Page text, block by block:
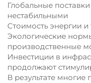
Глобальные
нестабильными
Стоимость энергии и
Экологические
производственные
Инвестиции в
продолжают
В результате многие